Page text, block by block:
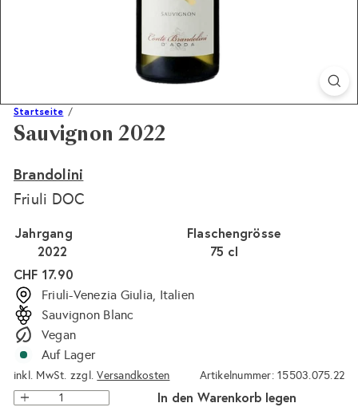
Startseite
Sauvignon 2022
Brandolini
Friuli DOC
Flaschengrösse
75 cl
Jahrgang
2022
Normaler
Preis
CHF 17.90
Friuli-Venezia Giulia, Italien
Sauvignon Blanc
Vegan
Auf Lager
inkl. MwSt. zzgl.Versandkosten Artikelnummer: 15503.075.22
In den Warenkorb legen